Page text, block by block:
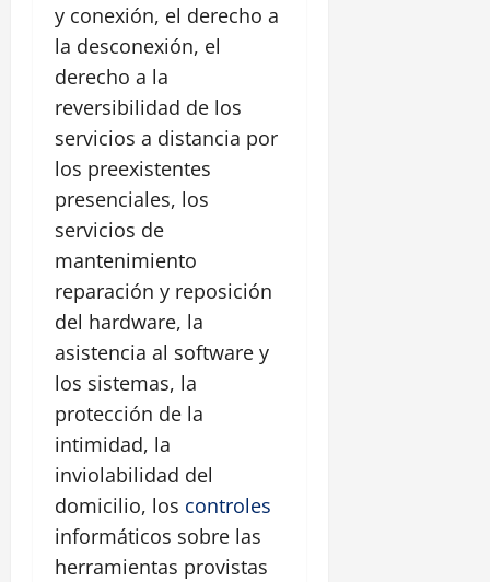
y conexión, el derecho a
la desconexión, el
derecho a la
reversibilidad de los
servicios a distancia por
los preexistentes
presenciales, los
servicios de
mantenimiento
reparación y reposición
del hardware, la
asistencia al software y
los sistemas, la
protección de la
intimidad, la
inviolabilidad del
domicilio, los controles
informáticos sobre las
herramientas provistas